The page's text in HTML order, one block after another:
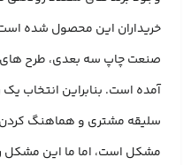
خریداران این محصول شده
صنعت چاپ سه بعدی، طرح های
آمده است. بنابراین انتخاب
سلیقه مشتری و هماهنگ کردن
مشکل است، اما ما این مشکل